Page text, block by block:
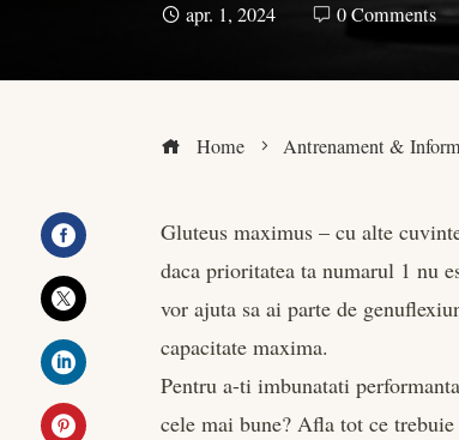
apr. 1, 2024 0 Comments
Home Antrenament &
Facebook
Twitter
LinkedIn
Gluteus maximus – cu alte
daca prioritatea ta numarul 1 nu
vor ajuta sa ai parte de
capacitate maxima.
Pentru a-ti imbunatati
cele mai bune? Afla tot ce